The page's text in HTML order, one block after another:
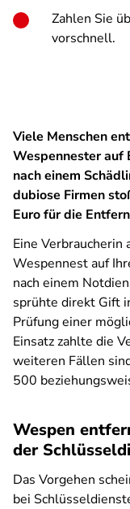
Zahlen Sie
vorschnell.
Viele Menschen
Wespennester auf
nach einem
dubiose Firmen
Euro für die
Eine Verbraucherin
Wespennest auf
nach einem
sprühte direkt Gift
Prüfung einer
Einsatz zahlte die
weiteren Fällen
500
Wespen
der
Das Vorgehen
bei